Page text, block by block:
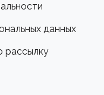
данных
рассылку